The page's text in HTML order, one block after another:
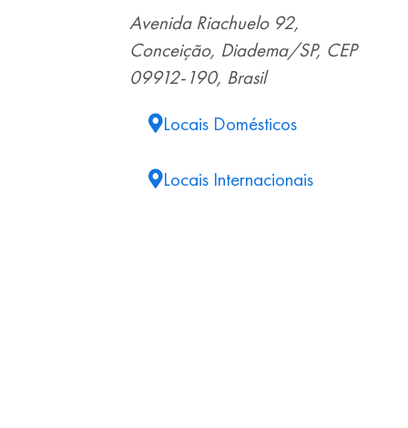
Avenida Riachuelo 92,
Conceição, Diadema/SP, CEP
09912-190, Brasil
Locais Domésticos
Locais Internacionais